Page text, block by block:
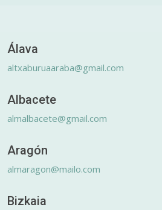
Álava
altxaburuaaraba@gmail.com
Albacete
almalbacete@gmail.com
Aragón
almaragon@mailo.com
Bizkaia